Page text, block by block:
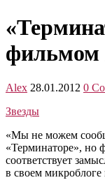
фильмом
Alex 28.01.2012 0
Звезды
«Мы не можем
«Терминаторе», но
соответствует
в своем